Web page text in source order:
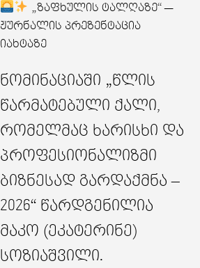
„ზაფხულის ტალღაზე“ —
ჟურნალის პრეზენტაცია
იახტაზე
ნომინაციაში „წლის
წარმატებული ქალი,
რომელმაც ხარისხი და
პროფესიონალიზმი
ბიზნესად გარდაქმნა –
2026“ წარდგენილია
მაკო (ეკატერინე)
სოზიაშვილი.